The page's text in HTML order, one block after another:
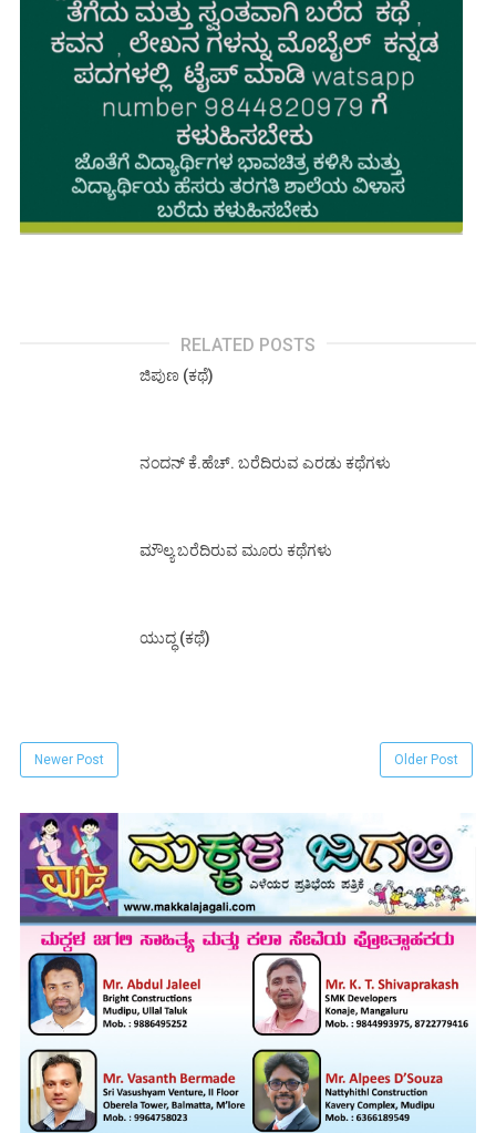
RELATED POSTS
ಜಿಪುಣ (ಕಥೆ)
ನಂದನ್ ಕೆ.ಹೆಚ್. ಬರೆದಿರುವ ಎರಡು ಕಥೆಗಳು
ಮೌಲ್ಯ ಬರೆದಿರುವ ಮೂರು ಕಥೆಗಳು
ಯುದ್ಧ (ಕಥೆ)
Newer Post Older Post